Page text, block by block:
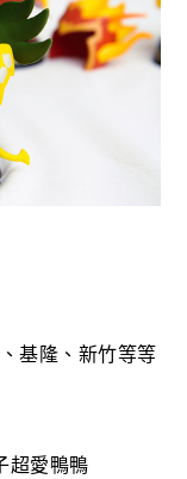
基隆、新竹等等
超愛鴨鴨